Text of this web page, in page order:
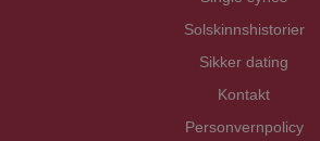
Solskinnshistorier
Sikker dating
Kontakt
Personvernpolicy